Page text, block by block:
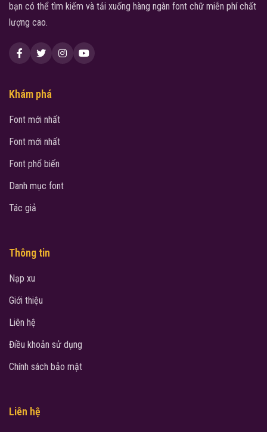
bạn có thể tìm kiếm và tải xuống hàng ngàn font chữ miễn phí chất
lượng cao.
Khám phá
Font mới nhất
Font mới nhất
Font phổ biến
Danh mục font
Tác giả
Thông tin
Nạp xu
Giới thiệu
Liên hệ
Điều khoản sử dụng
Chính sách bảo mật
Liên hệ